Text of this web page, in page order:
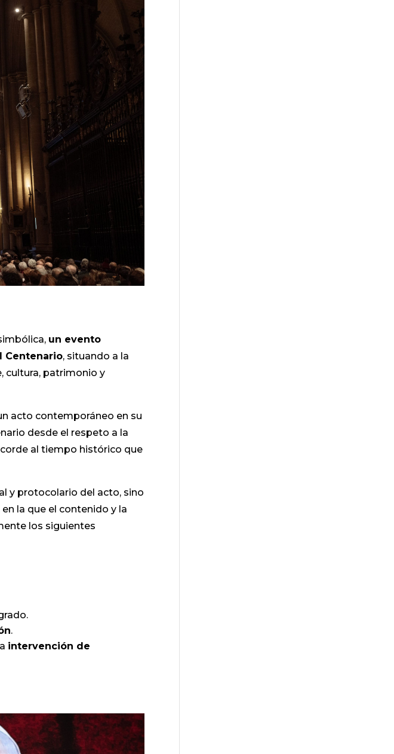
un evento
Centenario, situando a la
cultura, patrimonio y
acto contemporáneo en su
desde el respeto a la
al tiempo histórico que
y protocolario del acto, sino
en la que el contenido y la
los siguientes
.
intervención de